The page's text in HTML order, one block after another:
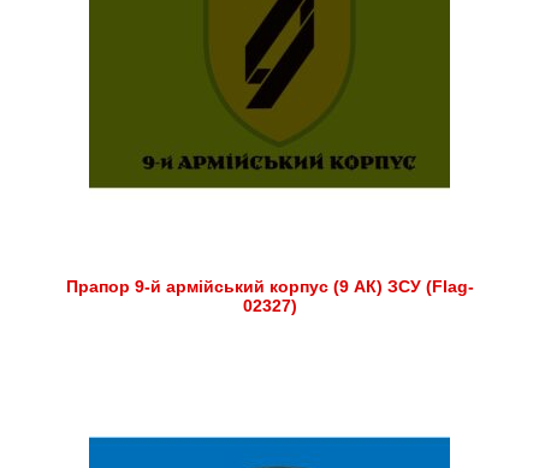
Прапор 9-й армійський корпус (9 АК) ЗСУ (Flag-
02327)